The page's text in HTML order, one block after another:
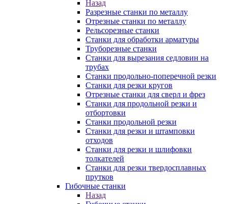
Назад
Разрезные станки по металлу
Отрезные станки по металлу
Рельсорезные станки
Станки для обработки арматуры
Труборезные станки
Станки для вырезания седловин на
трубаx
Станки продольно-поперечной резки
Станки для резки кругов
Отрезные станки для сверл и фрез
Станки для продольной резки и
отбортовки
Станки продольной резки
Станки для резки и штамповки
отходов
Станки для резки и шлифовки
толкателей
Станки для резки твердосплавных
прутков
Гибочные станки
Назад